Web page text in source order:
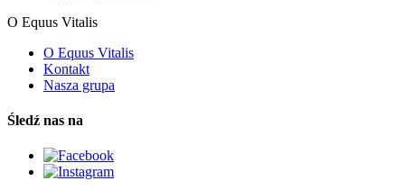
O Equus Vitalis
O Equus Vitalis
Kontakt
Nasza grupa
Śledź nas na